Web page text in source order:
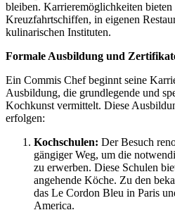
bleiben. Karrieremöglichkeiten
Kreuzfahrtschiffen, in eigenen
kulinarischen Instituten.
Formale Ausbildung und
Ein Commis Chef beginnt seine
Ausbildung, die grundlegende und
Kochkunst vermittelt. Diese
erfolgen:
Kochschulen: Der Besuch
gängiger Weg, um die
zu erwerben. Diese Schulen
angehende Köche. Zu den
das Le Cordon Bleu in Paris
America.